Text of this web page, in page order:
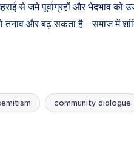
से जमे पूर्वाग्रहों और भेदभाव को
तनाव और बढ़ सकता है। समाज में
community dialogue